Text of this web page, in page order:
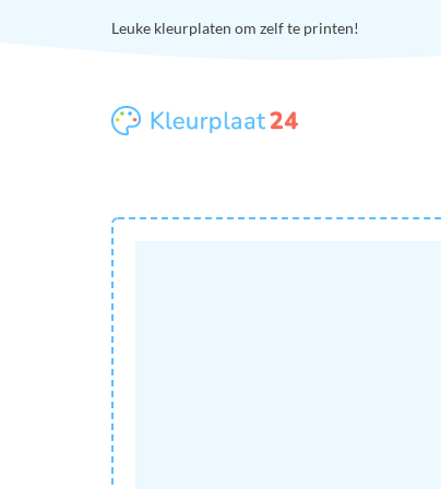
Leuke kleurplaten om zelf te printen!